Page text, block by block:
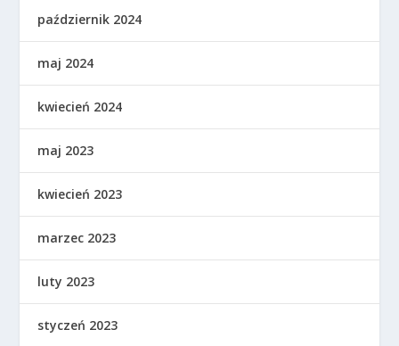
październik 2024
maj 2024
kwiecień 2024
maj 2023
kwiecień 2023
marzec 2023
luty 2023
styczeń 2023